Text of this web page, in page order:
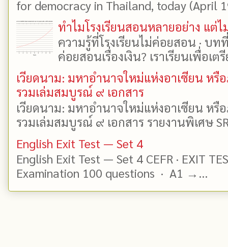
for democracy in Thailand, today (April
ทำไมโรงเรียนสอนหลายอย่าง แต่ไ
ความรู้ที่โรงเรียนไม่ค่อยสอน · บ
ค่อยสอนเรื่องเงิน? เราเรียนเพื่อเต
เวียดนาม: มหาอำนาจใหม่แห่งอาเซียน ห
รวมเล่มสมบูรณ์ ๙ เอกสาร
เวียดนาม: มหาอำนาจใหม่แห่งอาเซียน ห
รวมเล่มสมบูรณ์ ๙ เอกสาร รายงานพิเศษ
English Exit Test — Set 4
English Exit Test — Set 4 CEFR · EXIT
Examination 100 questions · A1 →...